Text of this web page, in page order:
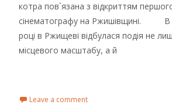
котра пов`язана з відкриттям
сінематографу на Ржишівщині. В
році в Ржищеві відбулася подія не
місцевого масштабу, а й
Leave a comment